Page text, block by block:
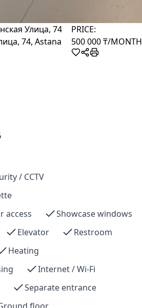
Улица, 74
74, Astana
PRICE:
500 000 ₸/MONTH
/ CCTV
access
Showcase windows
Elevator
Restroom
Heating
Internet / Wi-Fi
Separate entrance